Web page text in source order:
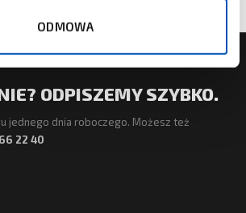
ODMOWA
ODPISZEMY SZYBKO.
jednego dnia roboczego. Możesz też
22 40